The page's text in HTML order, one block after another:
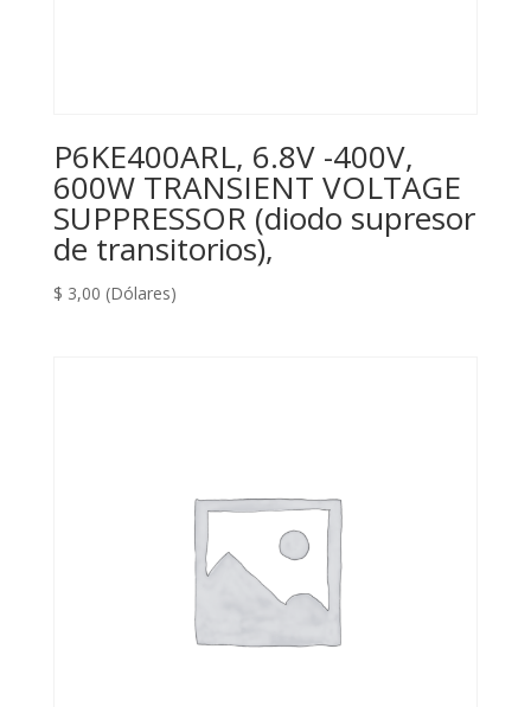
P6KE400ARL, 6.8V -400V,
600W TRANSIENT VOLTAGE
SUPPRESSOR (diodo supresor
de transitorios),
$ 3,00 (Dólares)